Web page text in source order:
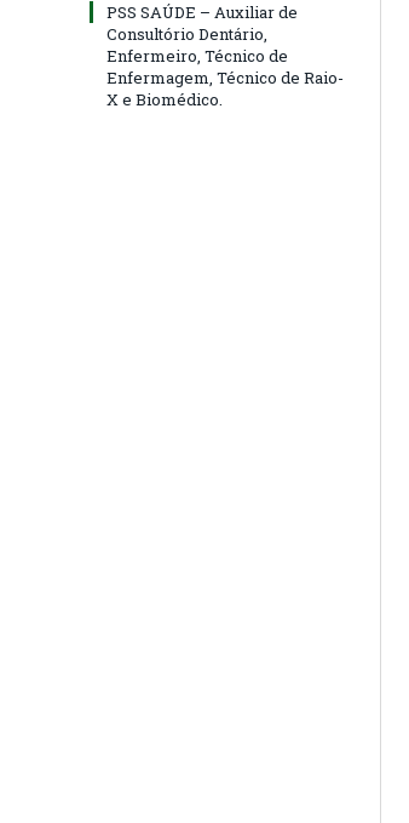
PSS SAÚDE – Auxiliar de
Consultório Dentário,
Enfermeiro, Técnico de
Enfermagem, Técnico de Raio-
X e Biomédico.